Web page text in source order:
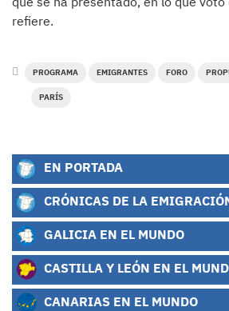
refiere.
PROGRAMA EMIGRANTES FORO
PARÍS
EN PORTADA
CRÓNICAS DE LA
GALICIA EN EL MUNDO
CASTILLA Y LEÓN EN EL
CANARIAS EN EL MUNDO